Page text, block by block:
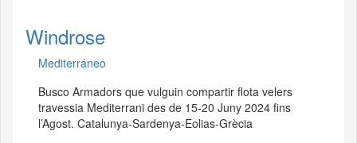
Windrose
Mediterráneo
Busco Armadors que vulguin compartir flota velers
travessia Mediterrani des de 15-20 Juny 2024 fins
l’Agost. Catalunya-Sardenya-Eolias-Grècia